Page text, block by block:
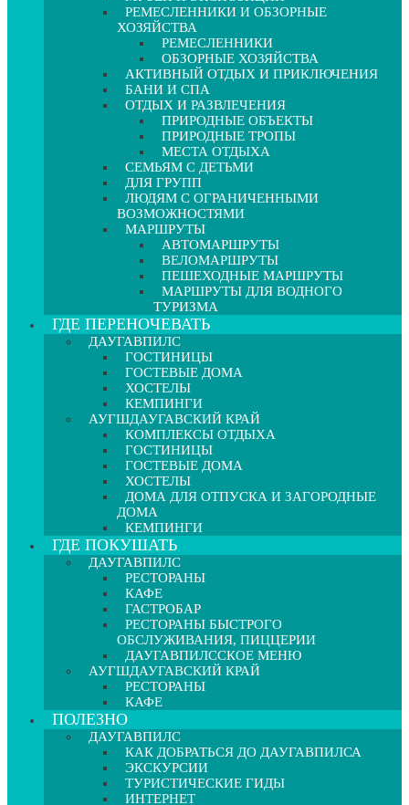
РЕМЕСЛЕННИКИ И ОБЗОРНЫЕ
ХОЗЯЙСТВА
РЕМЕСЛЕННИКИ
ОБЗОРНЫЕ ХОЗЯЙСТВА
АКТИВНЫЙ ОТДЫХ И ПРИКЛЮЧЕНИЯ
БАНИ И СПА
ОТДЫХ И РАЗВЛЕЧЕНИЯ
ПРИРОДНЫЕ ОБЪЕКТЫ
ПРИРОДНЫЕ ТРОПЫ
МЕСТА ОТДЫХА
СЕМЬЯМ С ДЕТЬМИ
ДЛЯ ГРУПП
ЛЮДЯМ С ОГРАНИЧЕННЫМИ
ВОЗМОЖНОСТЯМИ
МАРШРУТЫ
АВТОМАРШРУТЫ
ВЕЛОМАРШРУТЫ
ПЕШЕХОДНЫЕ МАРШРУТЫ
МАРШРУТЫ ДЛЯ ВОДНОГО
ТУРИЗМА
ГДЕ ПЕРЕНОЧЕВАТЬ
ДАУГАВПИЛС
ГОСТИНИЦЫ
ГОСТЕВЫЕ ДОМА
ХОСТЕЛЫ
КЕМПИНГИ
АУГШДАУГАВСКИЙ КРАЙ
КОМПЛЕКСЫ ОТДЫХА
ГОСТИНИЦЫ
ГОСТЕВЫЕ ДОМА
ХОСТЕЛЫ
ДОМА ДЛЯ ОТПУСКА И ЗАГОРОДНЫЕ
ДОМА
КЕМПИНГИ
ГДЕ ПОКУШАТЬ
ДАУГАВПИЛС
РЕСТОРАНЫ
КАФЕ
ГАСТРОБАР
РЕСТОРАНЫ БЫСТРОГО
ОБСЛУЖИВАНИЯ, ПИЦЦЕРИИ
ДАУГАВПИЛССКОЕ МЕНЮ
АУГШДАУГАВСКИЙ КРАЙ
РЕСТОРАНЫ
КАФЕ
ПОЛЕЗНО
ДАУГАВПИЛС
КАК ДОБРАТЬСЯ ДО ДАУГАВПИЛСА
ЭКСКУРСИИ
ТУРИСТИЧЕСКИЕ ГИДЫ
ИНТЕРНЕТ